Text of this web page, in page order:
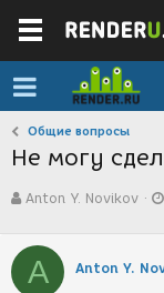
Общие вопросы
Не могу
в
о
р
т
Anton Y. Novikov
A Anton Y.